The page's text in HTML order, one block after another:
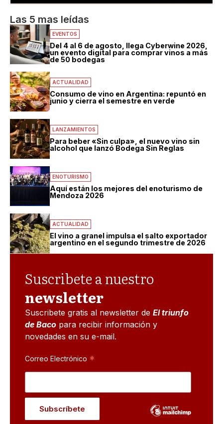
Las 5 mas leídas
EVENTOS
Del 4 al 6 de agosto, llega Cyberwine 2026,
un evento digital para comprar vinos a más
de 50 bodegas
ACTUALIDAD
Consumo de vino en Argentina: repuntó en
junio y cierra el semestre en verde
LANZAMIENTOS
Para beber «Sin culpa», el nuevo vino sin
alcohol que lanzó Bodega Sin Reglas
ENOTURISMO
Aquí están los mejores del enoturismo de
Mendoza 2026
ACTUALIDAD
El vino a granel impulsa el salto exportador
argentino en el segundo trimestre de 2026
Suscribete a nuestro
newsletter
Suscribete gratis al newsletter de El triunfo
de Baco para recibir información y
novedades en su e-mail.
Correo Electrónico *